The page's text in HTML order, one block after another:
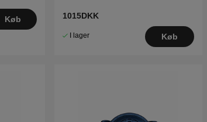
Køb 1015DKK
I lager Køb